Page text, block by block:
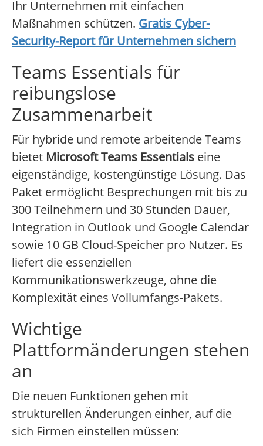
Ihr Unternehmen mit einfachen
Maßnahmen schützen. Gratis Cyber-
Security-Report für Unternehmen sichern
Teams Essentials für
reibungslose
Zusammenarbeit
Für hybride und remote arbeitende Teams
bietet Microsoft Teams Essentials eine
eigenständige, kostengünstige Lösung. Das
Paket ermöglicht Besprechungen mit bis zu
300 Teilnehmern und 30 Stunden Dauer,
Integration in Outlook und Google Calendar
sowie 10 GB Cloud-Speicher pro Nutzer. Es
liefert die essenziellen
Kommunikationswerkzeuge, ohne die
Komplexität eines Vollumfangs-Pakets.
Wichtige
Plattformänderungen stehen
an
Die neuen Funktionen gehen mit
strukturellen Änderungen einher, auf die
sich Firmen einstellen müssen: